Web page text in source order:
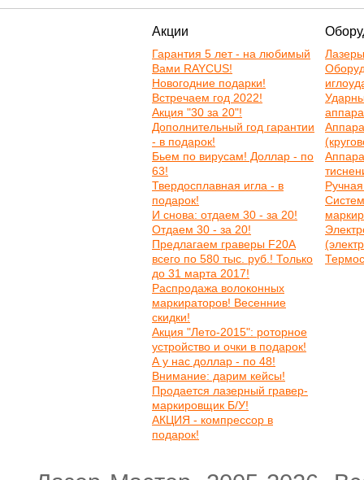
Акции
Гарантия 5 лет - на любимый
Вами RAYCUS!
Новогодние подарки!
Встречаем год 2022!
Акция "30 за 20"!
Дополнительный год гарантии
- в подарок!
Бьем по вирусам! Доллар - по
63!
Твердосплавная игла - в
подарок!
И снова: отдаем 30 - за 20!
Отдаем 30 - за 20!
Предлагаем граверы F20A
всего по 580 тыс. руб.! Только
до 31 марта 2017!
Распродажа волоконных
маркираторов! Весенние
скидки!
Акция "Лето-2015": роторное
устройство и очки в подарок!
А у нас доллар - по 48!
Внимание: дарим кейсы!
Продается лазерный гравер-
маркировщик Б/У!
АКЦИЯ - компрессор в
подарок!
Лазеры